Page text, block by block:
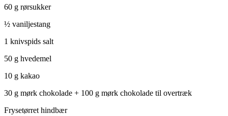
60 g rørsukker
½ vaniljestang
1 knivspids salt
50 g hvedemel
10 g kakao
30 g mørk chokolade + 100 g mørk chokolade til overtræk
Frysetørret hindbær